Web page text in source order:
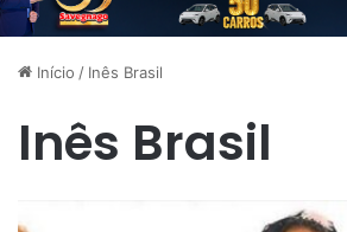
Início / Inês Brasil
Inês Brasil